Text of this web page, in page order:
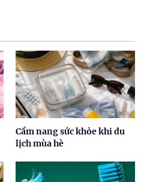
Cẩm nang sức khỏe khi du
lịch mùa hè